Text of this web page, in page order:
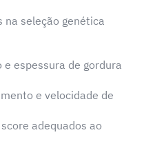
na seleção genética
espessura de gordura
e velocidade de
adequados ao